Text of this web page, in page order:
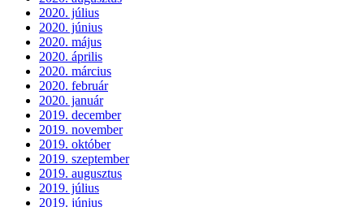
2020. július
2020. június
2020. május
2020. április
2020. március
2020. február
2020. január
2019. december
2019. november
2019. október
2019. szeptember
2019. augusztus
2019. július
2019. június